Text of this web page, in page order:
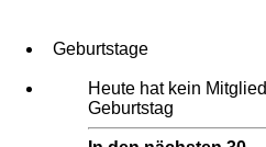
Geburtstage
Heute hat kein Mitglied
Geburtstag